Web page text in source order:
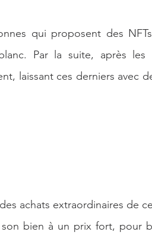
qui proposent des
Par la suite, après les
laissant ces derniers avec
achats extraordinaires de
son bien à un prix fort, pour